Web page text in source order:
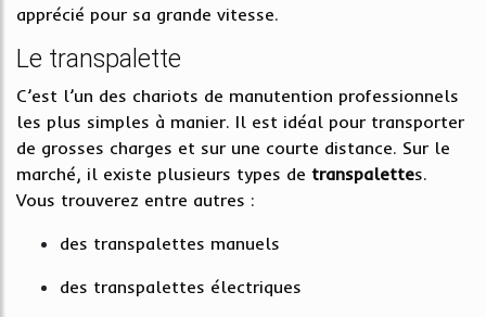
apprécié pour sa grande vitesse.
Le transpalette
C’est l’un des chariots de manutention professionnels
les plus simples à manier. Il est idéal pour transporter
de grosses charges et sur une courte distance. Sur le
marché, il existe plusieurs types de transpalettes.
Vous trouverez entre autres :
des transpalettes manuels
des transpalettes électriques